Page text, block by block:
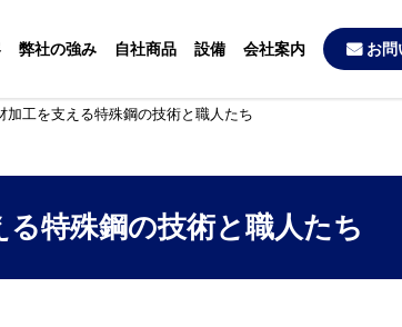
弊社の強み 自社商品 設備 会社案内 お問
加工を支える特殊鋼の技術と職人たち
る特殊鋼の技術と職人たち